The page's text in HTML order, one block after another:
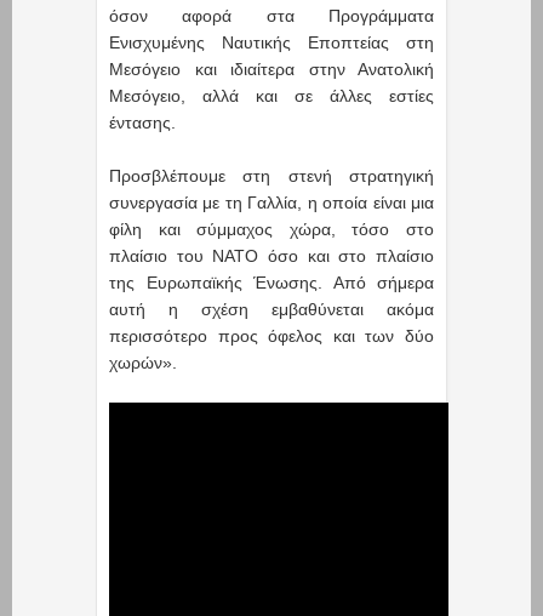
όσον αφορά στα Προγράμματα
Ενισχυμένης Ναυτικής Εποπτείας στη
Μεσόγειο και ιδιαίτερα στην Ανατολική
Μεσόγειο, αλλά και σε άλλες εστίες
έντασης.
Προσβλέπουμε στη στενή στρατηγική
συνεργασία με τη Γαλλία, η οποία είναι μια
φίλη και σύμμαχος χώρα, τόσο στο
πλαίσιο του ΝΑΤΟ όσο και στο πλαίσιο
της Ευρωπαϊκής Ένωσης. Από σήμερα
αυτή η σχέση εμβαθύνεται ακόμα
περισσότερο προς όφελος και των δύο
χωρών».